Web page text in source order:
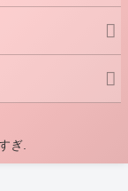
ぎ.